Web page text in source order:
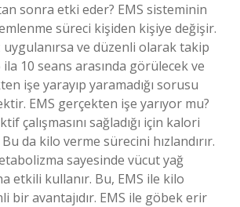
sonra etki eder? EMS sisteminin
süreci kişiden kişiye değişir.
ve düzenli olarak takip
10 seans arasında görülecek ve
işe yarayıp yaramadığı sorusu
EMS gerçekten işe yarıyor mu?
çalışmasını sağladığı için kalori
Bu da kilo verme sürecini hızlandırır.
sayesinde vücut yağ
etkili kullanır. Bu, EMS ile kilo
bir avantajıdır. EMS ile göbek erir